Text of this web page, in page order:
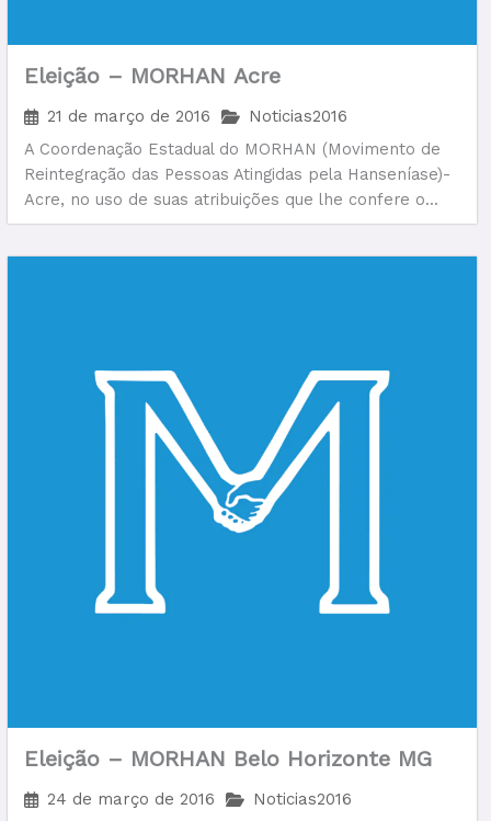
Eleição – MORHAN Acre
21 de março de 2016
Noticias2016
A Coordenação Estadual do MORHAN (Movimento de
Reintegração das Pessoas Atingidas pela Hanseníase)-
Acre, no uso de suas atribuições que lhe confere o...
Eleição – MORHAN Belo Horizonte MG
24 de março de 2016
Noticias2016